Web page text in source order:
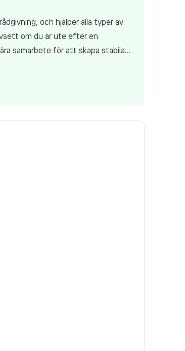
och hjälper alla typer av
om du är ute efter en
samarbete för att skapa stabila